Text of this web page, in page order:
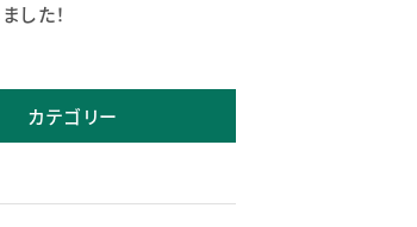
した！
カテゴリー